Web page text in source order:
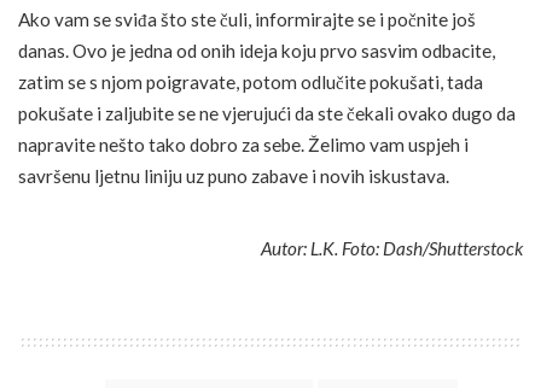
Ako vam se sviđa što ste čuli, informirajte se i počnite još
danas. Ovo je jedna od onih ideja koju prvo sasvim odbacite,
zatim se s njom poigravate, potom odlučite pokušati, tada
pokušate i zaljubite se ne vjerujući da ste čekali ovako dugo da
napravite nešto tako dobro za sebe. Želimo vam uspjeh i
savršenu ljetnu liniju uz puno zabave i novih iskustava.
Autor: L.K. Foto: Dash/Shutterstock